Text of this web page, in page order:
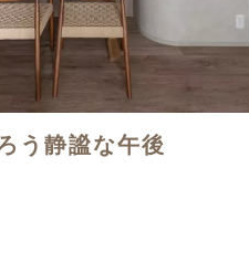
う静謐な午後